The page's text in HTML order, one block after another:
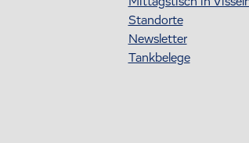
Standorte
Newsletter
Tankbelege